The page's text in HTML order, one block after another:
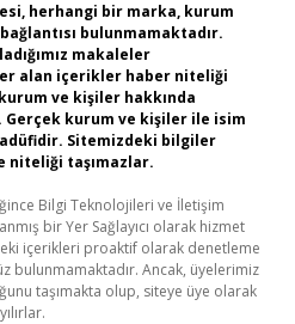
herhangi bir marka, kurum
bulunmamaktadır.
makaleler
alan içerikler haber niteliği
ve kişiler hakkında
Gerçek kurum ve kişiler ile isim
Sitemizdeki bilgiler
niteliği taşımazlar.
Bilgi Teknolojileri ve İletişim
bir Yer Sağlayıcı olarak hizmet
içerikleri proaktif olarak denetleme
bulunmamaktadır. Ancak, üyelerimiz
taşımakta olup, siteye üye olarak